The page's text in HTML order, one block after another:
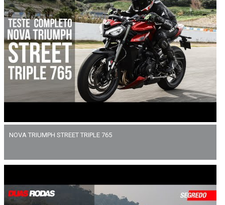
NOVA TRIUMPH STREET TRIPLE 765